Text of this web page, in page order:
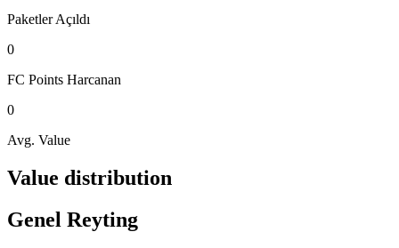
Paketler Açıldı
0
FC Points Harcanan
0
Avg. Value
Value distribution
Genel Reyting